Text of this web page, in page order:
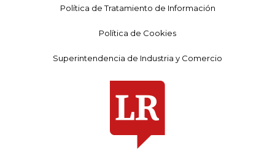
Política de Tratamiento de Información
Política de Cookies
Superintendencia de Industria y Comercio